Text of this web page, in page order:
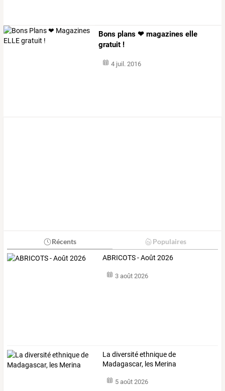
Bons plans ❤ magazines elle
gratuit !
4 juil. 2016
Récents Populaires
ABRICOTS - Août 2026
3 août 2026
La diversité ethnique de
Madagascar, les Merina
5 août 2026